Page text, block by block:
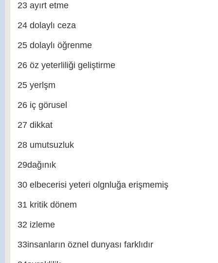
23 ayırt etme
24 dolaylı ceza
25 dolaylı öğrenme
26 öz yeterliliği geliştirme
25 yerlşm
26 iç görusel
27 dikkat
28 umutsuzluk
29dağınık
30 elbecerisi yeteri olgnluğa erişmemiş
31 kritik dönem
32 izleme
33insanların öznel dunyası farklıdır